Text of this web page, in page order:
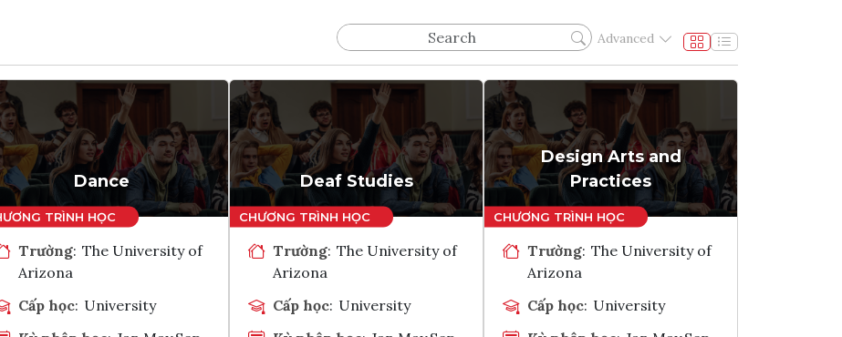
Advanced
Dance
Trường: The University of
Arizona
Cấp học: University
Deaf Studies
Trường: The University of
Arizona
Cấp học: University
Design Arts and
Practices
Trường: The University of
Arizona
Cấp học: University